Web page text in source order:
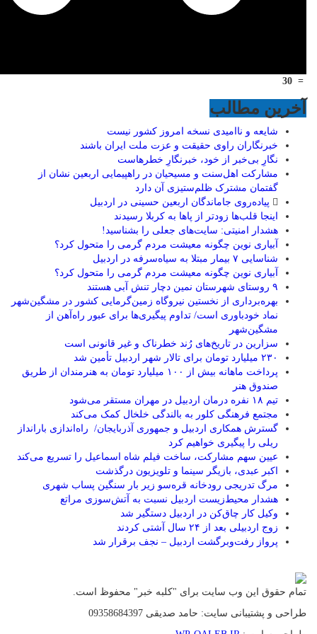
=
30
آخرین مطالب
شایعه و ناامیدی نسخه امروز کشور نیست
خبرنگاران راوی حقیقت و عزت ملت ایران باشند
نگارِ بی‌خبر از خود، خبرنگارِ خطرهاست
مشارکت اهل‌سنت و مسیحیان در راهپیمایی اربعین نشان از
گفتمان مشترک ظلم‌ستیزی آن دارد
پیاده‌روی جاماندگان اربعین حسینی در اردبیل
اینجا قلب‌ها زودتر از پاها به کربلا رسیدند
هشدار امنیتی: سایت‌های جعلی را بشناسید!
آبیاری نوین چگونه معیشت مردم گرمی را متحول کرد؟
شناسایی ۷ بیمار مبتلا به سیاه‌سرفه در اردبیل
آبیاری نوین چگونه معیشت مردم گرمی را متحول کرد؟
۹ روستای شهرستان نمین دچار تنش آبی هستند
بهره‌برداری از نخستین نیروگاه زمین‌گرمایی کشور در مشگین‌شهر
نماد خودباوری است/ تداوم پیگیری‌ها برای عبور راه‌آهن از
مشگین‌شهر
سزارین در تاریخ‌های رُند خطرناک و غیر قانونی است
۲۳۰ میلیارد تومان برای تالار شهر اردبیل تأمین شد
پرداخت ماهانه بیش از ۱۰۰ میلیارد تومان به هنرمندان از طریق
صندوق هنر
تیم ۱۸ نفره درمان اردبیل در مهران مستقر می‌شود
مجتمع فرهنگی کلور به بالندگی خلخال کمک می‌کند
گسترش همکاری اردبیل و جمهوری آذربایجان/ راه‌اندازی بارانداز
ریلی را پیگیری خواهیم کرد
عیین سهم مشارکت، ساخت فیلم شاه‌ اسماعیل را تسریع می‌کند
اکبر عبدی، بازیگر سینما و تلویزیون درگذشت
مرگ تدریجی رودخانه قره‌سو زیر بار سنگین پساب شهری
هشدار محیط‌زیست اردبیل نسبت به آتش‌سوزی مراتع
وکیل کار چاق‌کن در اردبیل دستگیر شد
زوج اردبیلی بعد از ۲۴ سال آشتی کردند
پرواز رفت‌وبرگشت اردبیل – نجف برقرار شد
تمام حقوق این وب سایت برای "کلبه خبر" محفوظ است.
طراحی و پشتیبانی سایت: حامد صدیقی 09358684397